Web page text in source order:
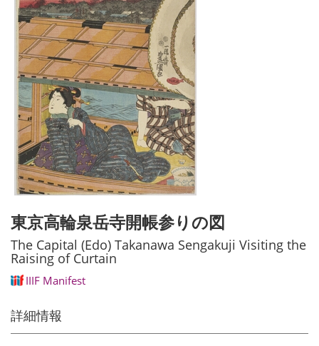
東京高輪泉岳寺開帳参りの図
The Capital (Edo) Takanawa Sengakuji Visiting the
Raising of Curtain
IIIF Manifest
詳細情報